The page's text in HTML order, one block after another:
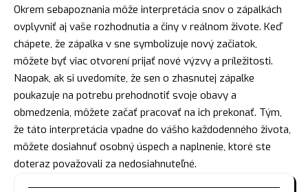
Okrem sebapoznania môže interpretácia snov o zápalkách
ovplyvniť aj vaše rozhodnutia a činy v reálnom živote. Keď
chápete, že zápalka v sne symbolizuje nový začiatok,
môžete byť viac otvorení prijať nové výzvy a príležitosti.
Naopak, ak si uvedomíte, že sen o zhasnutej zápalke
poukazuje na potrebu prehodnotiť svoje obavy a
obmedzenia, môžete začať pracovať na ich prekonať. Tým,
že táto interpretácia vpadne do vášho každodenného života,
môžete dosiahnuť osobný úspech a naplnenie, ktoré ste
doteraz považovali za nedosiahnuteľné.